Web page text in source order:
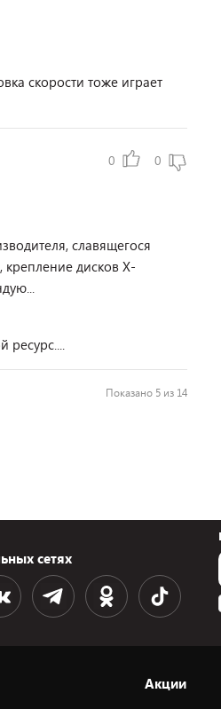
скорости тоже играет
0 0
славящегося
дисков X-
ресурс....
Показано 5 из 14
сетях
Акции